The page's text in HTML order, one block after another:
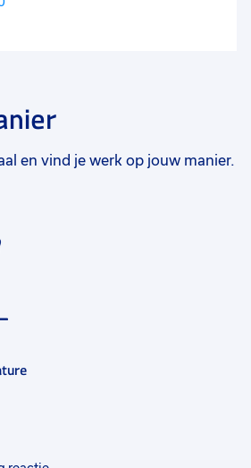
en vind je werk op jouw manier.